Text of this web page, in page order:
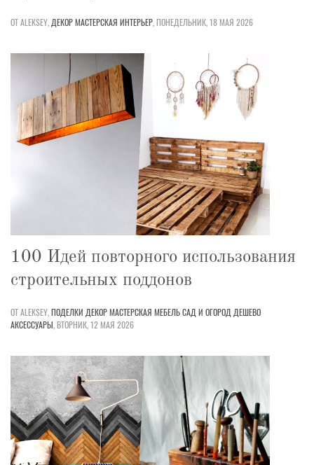
ОТ ALEKSEY, ДЕКОРМАСТЕРСКАЯ ИНТЕРЬЕР,ПОНЕДЕЛЬНИК, 18 МАЯ 2026
100 Идей повторного использования
строительных поддонов
ОТ ALEKSEY,ПОДЕЛКИ ДЕКОРМАСТЕРСКАЯ МЕБЕЛЬСАД И ОГОРОД ДЕШЕВО
АКСЕССУАРЫ,ВТОРНИК, 12 МАЯ 2026